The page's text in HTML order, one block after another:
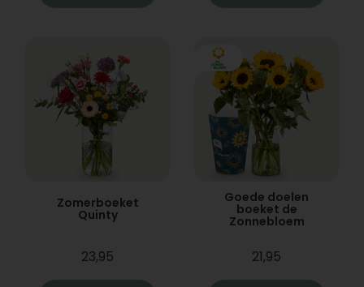
Zomerboeket
Quinty
23,95
Goede doelen
boeket de
Zonnebloem
21,95